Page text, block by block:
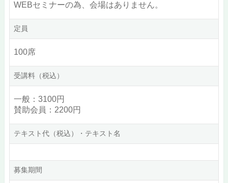
WEBセミナーの為、会場はありません。
定員
100席
受講料（税込）
一般：3100円
賛助会員：2200円
テキスト代（税込）・テキスト名
募集期間